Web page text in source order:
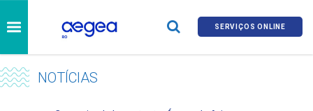
SERVIÇOS ONLINE
NOTÍCIAS